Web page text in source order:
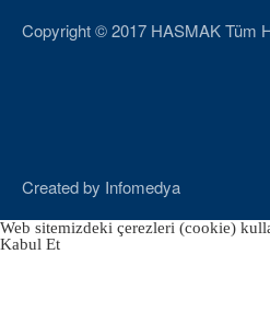
Copyright © 2017 HASMAK Tüm
Created by Infomedya
Web sitemizdeki çerezleri (cookie)
Kabul Et